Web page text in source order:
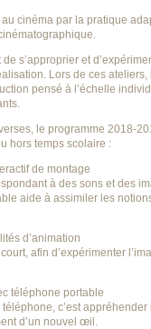
cinéma par la pratique
s’approprier et
Lors de ces ateliers,
pensé à l’échelle
le programme 2018-
hors temps scolaire :
de montage
à des sons et des
aide à assimiler les
d’animation
afin d’expérimenter
téléphone portable
c’est appréhender
d’un nouvel œil.